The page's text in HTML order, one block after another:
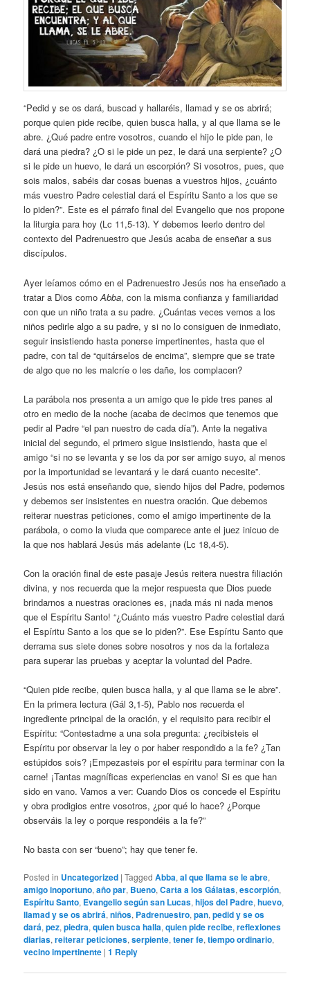
“Pedid y se os dará, buscad y hallaréis, llamad y se os abrirá;
porque quien pide recibe, quien busca halla, y al que llama se le
abre. ¿Qué padre entre vosotros, cuando el hijo le pide pan, le
dará una piedra? ¿O si le pide un pez, le dará una serpiente? ¿O
si le pide un huevo, le dará un escorpión? Si vosotros, pues, que
sois malos, sabéis dar cosas buenas a vuestros hijos, ¿cuánto
más vuestro Padre celestial dará el Espíritu Santo a los que se
lo piden?”. Este es el párrafo final del Evangelio que nos propone
la liturgia para hoy (Lc 11,5-13). Y debemos leerlo dentro del
contexto del Padrenuestro que Jesús acaba de enseñar a sus
discípulos.
Ayer leíamos cómo en el Padrenuestro Jesús nos ha enseñado a
tratar a Dios comoAbba, con la misma confianza y familiaridad
con que un niño trata a su padre. ¿Cuántas veces vemos a los
niños pedirle algo a su padre, y si no lo consiguen de inmediato,
seguir insistiendo hasta ponerse impertinentes, hasta que el
padre, con tal de “quitárselos de encima”, siempre que se trate
de algo que no les malcríe o les dañe, los complacen?
La parábola nos presenta a un amigo que le pide tres panes al
otro en medio de la noche (acaba de decirnos que tenemos que
pedir al Padre “el pan nuestro de cada día”). Ante la negativa
inicial del segundo, el primero sigue insistiendo, hasta que el
amigo “si no se levanta y se los da por ser amigo suyo, al menos
por la importunidad se levantará y le dará cuanto necesite”.
Jesús nos está enseñando que, siendo hijos del Padre, podemos
y debemos ser insistentes en nuestra oración. Que debemos
reiterar nuestras peticiones, como el amigo impertinente de la
parábola, o como la viuda que comparece ante el juez inicuo de
la que nos hablará Jesús más adelante (Lc 18,4-5).
Con la oración final de este pasaje Jesús reitera nuestra filiación
divina, y nos recuerda que la mejor respuesta que Dios puede
brindarnos a nuestras oraciones es, ¡nada más ni nada menos
que el Espíritu Santo! “¿Cuánto más vuestro Padre celestial dará
el Espíritu Santo a los que se lo piden?”. Ese Espíritu Santo que
derrama sus siete dones sobre nosotros y nos da la fortaleza
para superar las pruebas y aceptar la voluntad del Padre.
“Quien pide recibe, quien busca halla, y al que llama se le abre”.
En la primera lectura (Gál 3,1-5), Pablo nos recuerda el
ingrediente principal de la oración, y el requisito para recibir el
Espíritu: “Contestadme a una sola pregunta: ¿recibisteis el
Espíritu por observar la ley o por haber respondido a la fe? ¿Tan
estúpidos sois? ¡Empezasteis por el espíritu para terminar con la
carne! ¡Tantas magníficas experiencias en vano! Si es que han
sido en vano. Vamos a ver: Cuando Dios os concede el Espíritu
y obra prodigios entre vosotros, ¿por qué lo hace? ¿Porque
observáis la ley o porque respondéis a la fe?”
No basta con ser “bueno”; hay que tener fe.
Posted in Uncategorized |Tagged Abba,al que llama se le abre,
amigo inoportuno,año par, Bueno,Carta a los Gálatas,escorpión,
Espíritu Santo, Evangelio según san Lucas,hijos del Padre,huevo,
llamad y se os abrirá,niños, Padrenuestro,pan,pedid y se os
dará,pez,piedra,quien busca halla,quien pide recibe,reflexiones
diarias,reiterar peticiones,serpiente,tener fe,tiempo ordinario,
vecino impertinente |1 Reply